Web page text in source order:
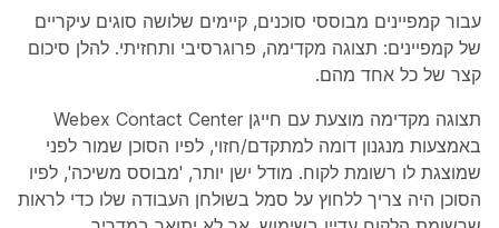
עבור קמפיינים מבוססי סוכנים, קיימים שלושה סוגים עיקריים
של קמפיינים: תצוגה מקדימה, פרוגרסיבי ותחזיתי. להלן סיכום
קצר של כל אחד מהם.
תצוגה מקדימה מוצעת עם חייגן Webex Contact Center
באמצעות מנגנון דומה למתקדם/חזוי, לפיו הסוכן שמור לפני
שמוצגת לו רשומת לקוח. מודל ישן יותר, 'מבוסס משיכה', לפיו
הסוכן היה צריך ללחוץ על סמל בשולחן העבודה שלו כדי לראות